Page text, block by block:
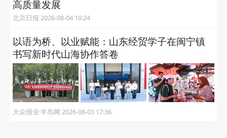
高质量发展
北京日报 2026-08-04 10:24
以语为桥、以业赋能：山东经贸学子在闽宁镇
书写新时代山海协作答卷
大众报业·半岛网 2026-08-03 17:36